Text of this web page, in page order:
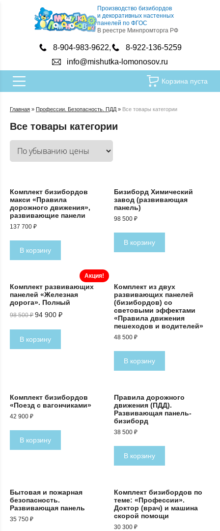
Производство бизибордов
и декоративных настенных
панелей по ФГОС
В реестре Минпромторга РФ
8-904-983-9622
8-922-136-5259
info@mishutka-lomonosov.ru
Корзина пуста
Главная » Профессии. Безопасность. ПДД » Все товары категории
Все товары категории
Комплект бизибордов
макси «Правила
дорожного движения»,
развивающие панели
137 700 ₽
В корзину
Бизиборд Химический
завод (развивающая
панель)
98 500₽
В корзину
Акция!
Комплект развивающих
панелей «Железная
дорога». Полный
98 500₽ Первоначальная
составляла
98
500 ₽.
94 900 ₽Текущая
В корзину
Комплект из двух
развивающих панелей
(бизибордов) со
световыми эффектами
«Правила движения
пешеходов и водителей»
48 500₽
В корзину
Комплект бизибордов
«Поезд с вагончиками»
42 900 ₽
В корзину
Правила дорожного
движения (ПДД).
Развивающая панель-
бизиборд
38 500₽
В корзину
Бытовая и пожарная
безопасность.
Развивающая панель
35 750 ₽
Комплект бизибордов по
теме: «Профессии».
Доктор (врач) и машина
скорой помощи
30 300₽